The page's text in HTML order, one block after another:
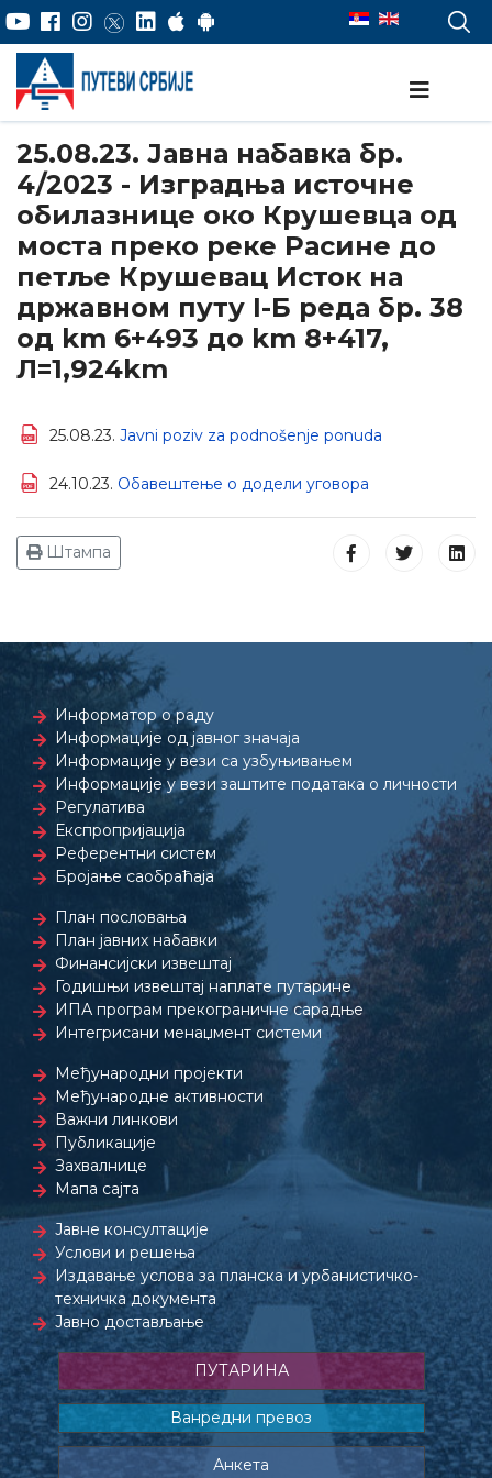
25.08.23. Јавна набавка бр.
4/2023 - Изградња источне
обилазнице око Крушевца од
моста преко реке Расине до
петље Крушевац Исток на
држaвном путу I-Б реда бр. 38
од km 6+493 до km 8+417,
Л=1,924km
25.08.23. Javni poziv za podnošenje ponuda
24.10.23. Обавештење о додели уговора
Штампа
Информатор о раду
Информације од јавног значаја
Информације у вези са узбуњивањем
Информације у вези заштите података о личности
Регулатива
Експропријација
Референтни систем
Бројање саобраћаја
План пословања
План јавних набавки
Финансијски извештај
Годишњи извештај наплате путарине
ИПА програм прекограничне сарадње
Интегрисани менаџмент системи
Међународни пројекти
Међународне активности
Важни линкови
Публикације
Захвалнице
Мапа сајта
Јавне консултације
Услови и решења
Издавање услова за планска и урбанистичко-
техничка документа
Јавно достављање
ПУТАРИНА
Ванредни превоз
Анкета